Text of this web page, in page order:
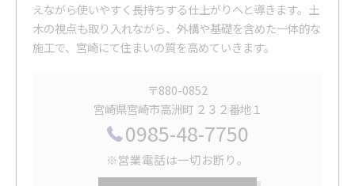
えながら使いやすく長持ちする仕上がりへと導きます。土
木の視点も取り入れながら、外構や基礎を含めた一体的な
施工で、宮崎にて住まいの質を高めていきます。
〒880-0852
宮崎県宮崎市高洲町 ２３２番地１
0985-48-7750
※営業電話は一切お断り。